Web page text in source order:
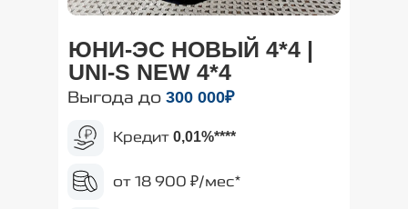
Кредит 0,01%****
от 18 900 ₽/мес*
ЮНИ-ЭС НОВЫЙ 4*4 |
UNI-S NEW 4*4
Выгода до 300 000₽